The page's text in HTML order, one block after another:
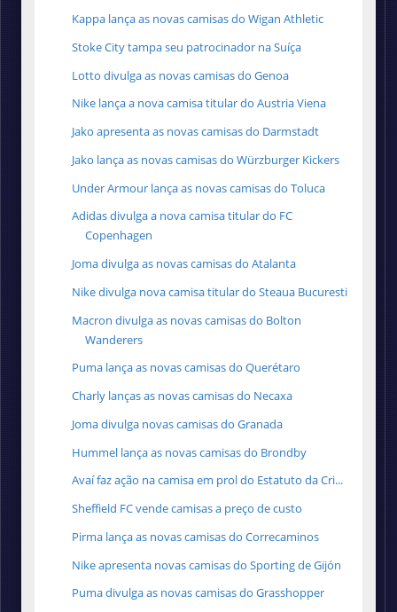
Kappa lança as novas camisas do Wigan Athletic
Stoke City tampa seu patrocinador na Suíça
Lotto divulga as novas camisas do Genoa
Nike lança a nova camisa titular do Austria Viena
Jako apresenta as novas camisas do Darmstadt
Jako lança as novas camisas do Würzburger Kickers
Under Armour lança as novas camisas do Toluca
Adidas divulga a nova camisa titular do FC
Copenhagen
Joma divulga as novas camisas do Atalanta
Nike divulga nova camisa titular do Steaua Bucuresti
Macron divulga as novas camisas do Bolton
Wanderers
Puma lança as novas camisas do Querétaro
Charly lanças as novas camisas do Necaxa
Joma divulga novas camisas do Granada
Hummel lança as novas camisas do Brondby
Avaí faz ação na camisa em prol do Estatuto da Cri...
Sheffield FC vende camisas a preço de custo
Pirma lança as novas camisas do Correcaminos
Nike apresenta novas camisas do Sporting de Gijón
Puma divulga as novas camisas do Grasshopper